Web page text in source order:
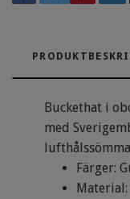
Buckethat i
med
Färger: